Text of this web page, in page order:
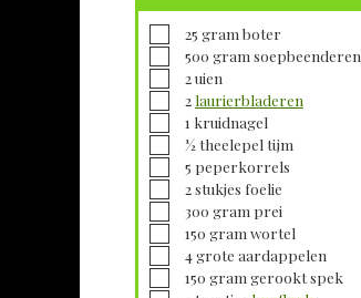
▢
25 gram boter
▢
500 gram soepbeenderen
▢
2uien
▢
2 laurierbladeren
▢1 kruidnagel
▢
½theelepel tijm
▢
5 peperkorrels
▢
2stukjes foelie
▢
300 gram prei
▢
150 gram wortel
▢
4grote aardappelen
▢
150 gram gerookt spek